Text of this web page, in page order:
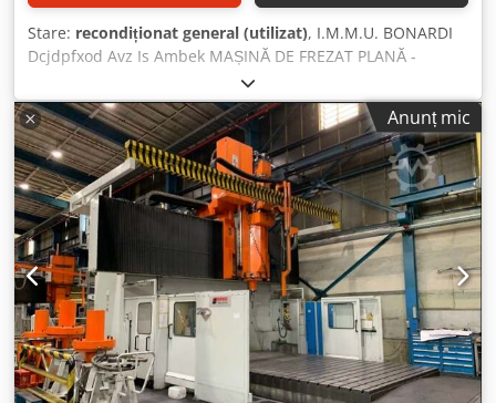
Stare: recondiționat general (utilizat), I.M.M.U. BONARDI
Dcjdpfxod Avz Is Ambek MAȘINĂ DE FREZAT PLANĂ -
DISTANȚĂ ÎNTRE COLOANE: 1220 mm - LUNGIME: 4000 mm
- ÎNĂLȚIME: 950 mm
Anunț mic